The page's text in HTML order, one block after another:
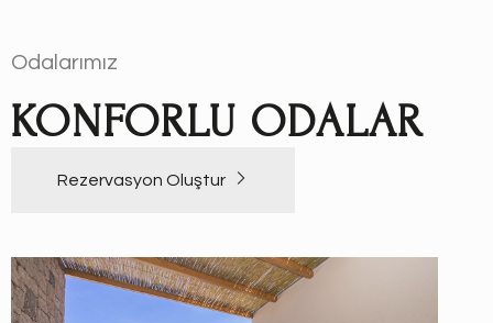
Odalarımız
KONFORLU ODALAR
Rezervasyon Oluştur